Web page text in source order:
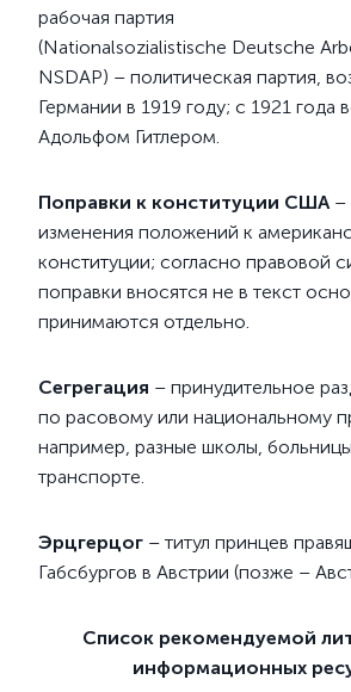
рабочая партия
(Nationalsozialistische Deutsche
NSDAP) – политическая партия,
Германии в 1919 году; с 1921 года
Адольфом Гитлером.
Поправки к конституции США –
изменения положений к
конституции; согласно правовой
поправки вносятся не в текст
принимаются отдельно.
Сегрегация – принудительное
по расовому или национальному
например, разные школы,
транспорте.
Эрцгерцог – титул принцев
Габсбургов в Австрии (позже –
Список рекомендуемой
информационных